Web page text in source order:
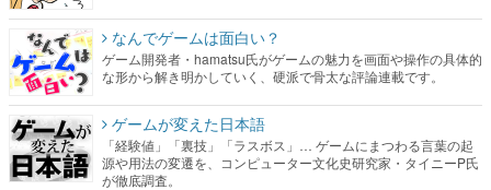
なんでゲームは面白い？
ゲーム開発者・hamatsu氏がゲームの魅力を画面や操作の具体的
な形から解き明かしていく、硬派で骨太な評論連載です。
ゲームが変えた日本語
「経験値」「裏技」「ラスボス」… ゲームにまつわる言葉の起
源や用法の変遷を、コンピューター文化史研究家・タイニーP氏
が徹底調査。